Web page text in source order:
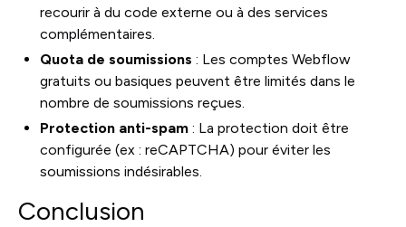
recourir à du code externe ou à des services
complémentaires.
Quota de soumissions : Les comptes Webflow
gratuits ou basiques peuvent être limités dans le
nombre de soumissions reçues.
Protection anti-spam : La protection doit être
configurée (ex : reCAPTCHA) pour éviter les
soumissions indésirables.
Conclusion